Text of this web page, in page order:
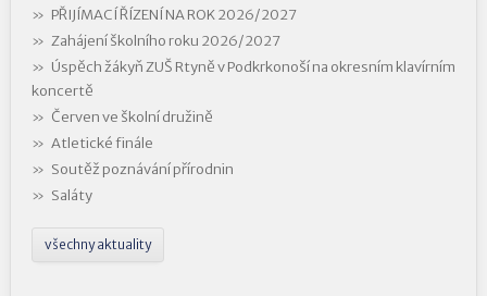
PŘIJÍMACÍ ŘÍZENÍ NA ROK 2026/2027
Zahájení školního roku 2026/2027
Úspěch žákyň ZUŠ Rtyně v Podkrkonoší na okresním klavírním
koncertě
Červen ve školní družině
Atletické finále
Soutěž poznávání přírodnin
Saláty
všechny aktuality